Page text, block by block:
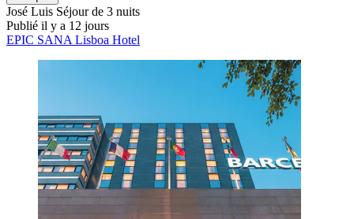
José Luis Séjour de 3 nuits
Publié il y a 12 jours
EPIC SANA Lisboa Hotel